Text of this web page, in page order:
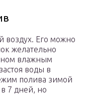
Его можно
желательно
влажным
воды в
полива зимой
7 дней, но